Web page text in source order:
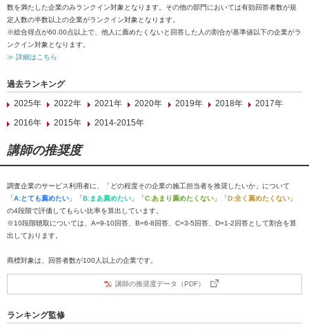
数を満たした企業のみランクイン対象となります。その他の部門においては有効回答者数が規
定人数の半数以上の企業がランクイン対象となります。
※総合得点が60.00点以上で、他人に薦めたくないと回答した人の割合が基準値以下の企業がラ
ンクイン対象となります。
≫ 詳細はこちら
過去ランキング
2025年
2022年 2021年 2020年 2019年 2018年
2017年
2016年
2015年 2014-2015年
講師の推奨度
調査企業のサービス利用者に、「どの程度その企業の施工担当者を推奨したいか」について
「A:とても薦めたい 」「B:まあ薦めたい 」「C:あまり薦めたくない 」「D:全く薦めたくない 」
の4段階で評価してもらい比率を算出しています。
※10段階聴取については、A=9-10回答、B=6-8回答、C=3-5回答、D=1-2回答として割合を算
出しております。
商標対象は、回答者数が100人以上の企業です。
講師の推奨度データ（PDF）
ランキング監修